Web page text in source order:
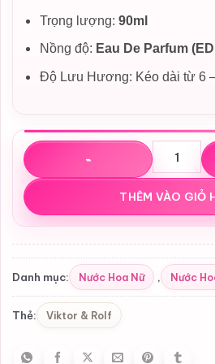
Trọng lượng: 90ml
Nồng độ: Eau De Parfum
Độ Lưu Hương: Kéo dài từ 6
Nước hoa Viktor & Rolf Bonbon
THÊM VÀO GIỎ
Danh mục: Nước Hoa Nữ , Nước
Thẻ: Viktor & Rolf